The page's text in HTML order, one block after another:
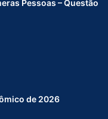
Pessoas – Questão
de 2026